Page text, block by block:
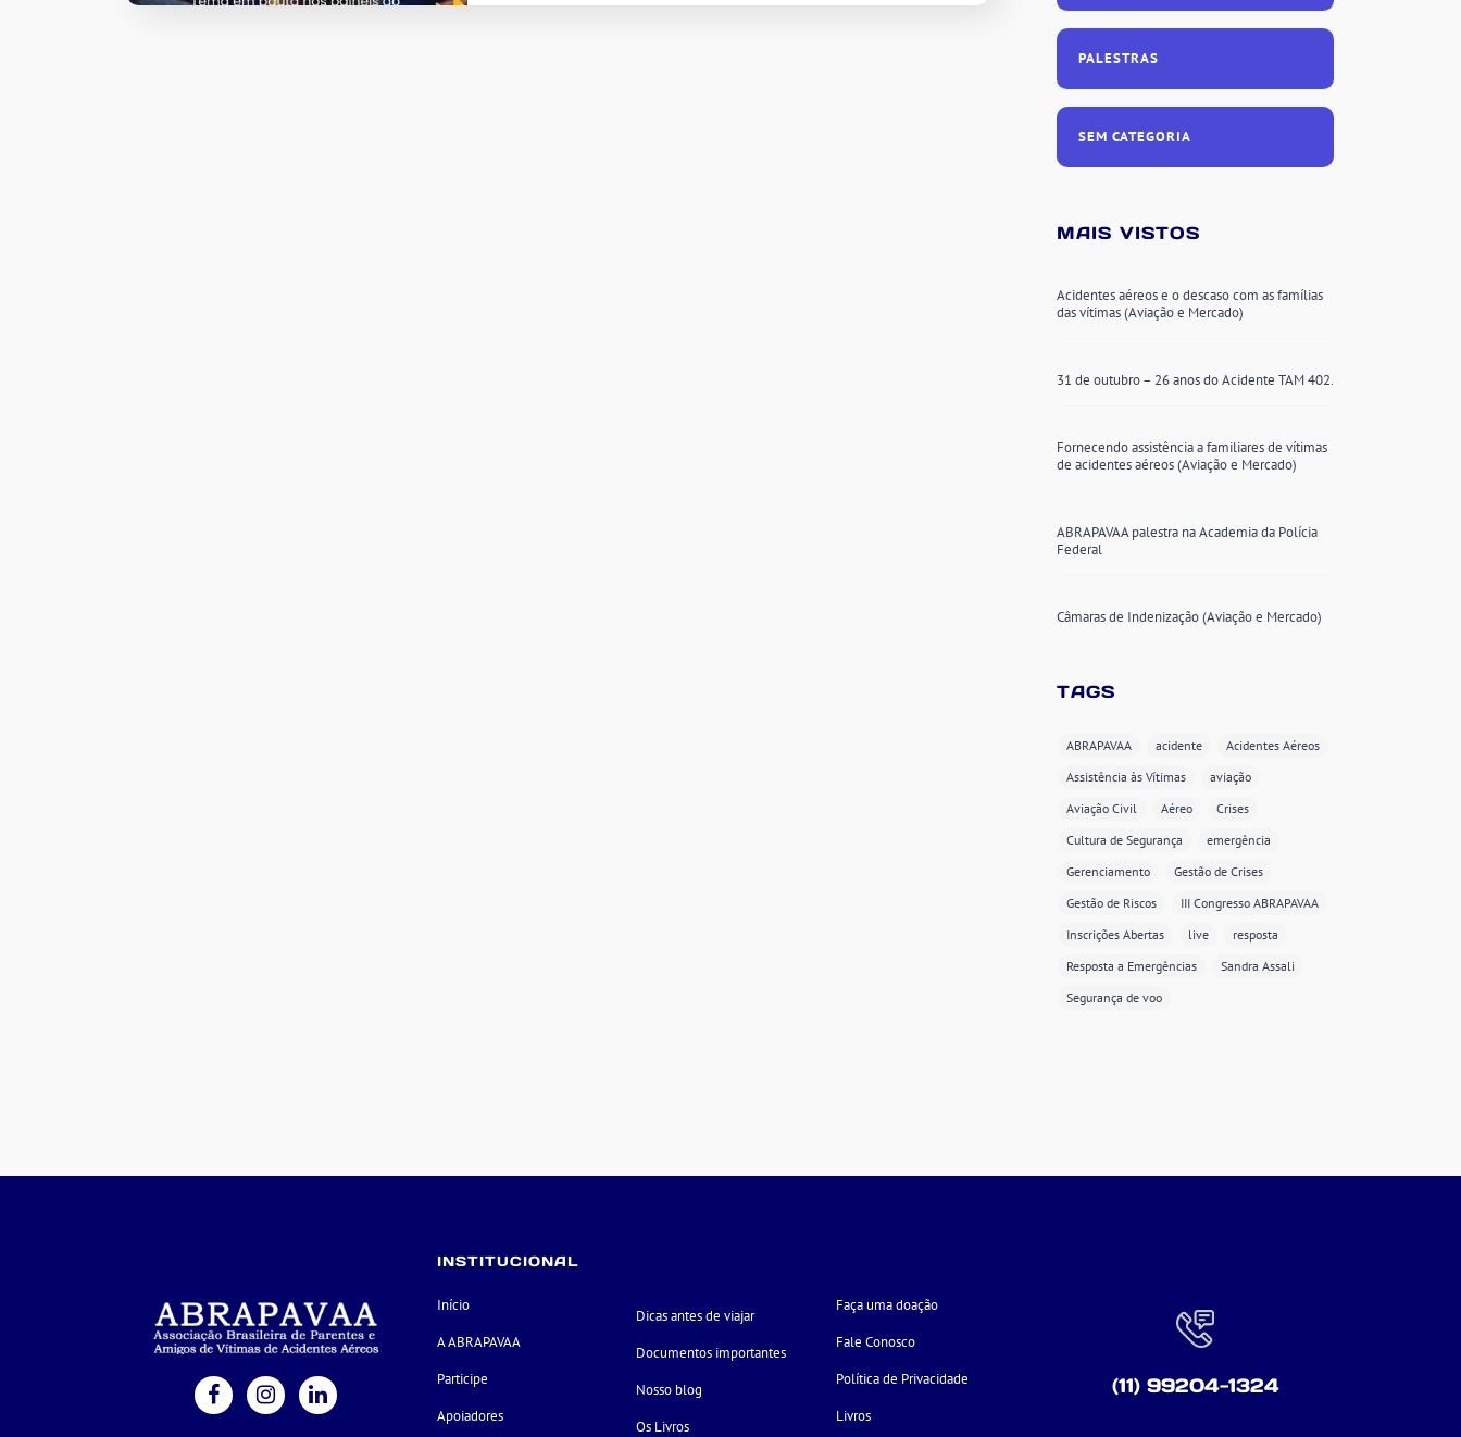
PALESTRAS
SEM CATEGORIA
MAIS VISTOS
Acidentes aéreos e o descaso com as famílias
das vítimas (Aviação e Mercado)
31 de outubro – 26 anos do Acidente TAM 402.
Fornecendo assistência a familiares de vítimas
de acidentes aéreos (Aviação e Mercado)
ABRAPAVAA palestra na Academia da Polícia
Federal
Câmaras de Indenização (Aviação e Mercado)
TAGS
ABRAPAVAA acidente
Acidentes Aéreos
Assistência às Vítimas
aviação
Aviação Civil
Aéreo
Crises
Cultura de Segurança
emergência
Gerenciamento
Gestão de Crises
Gestão de Riscos
III Congresso ABRAPAVAA
Inscrições Abertas
live
resposta
Resposta a Emergências
Sandra Assali
Segurança de voo
INSTITUCIONAL
Início
A ABRAPAVAA
Participe
Apoiadores
Dicas antes de viajar
Documentos importantes
Nosso blog
Os Livros
Faça uma doação
Fale Conosco
Política de Privacidade
Livros
(11) 99204-1324